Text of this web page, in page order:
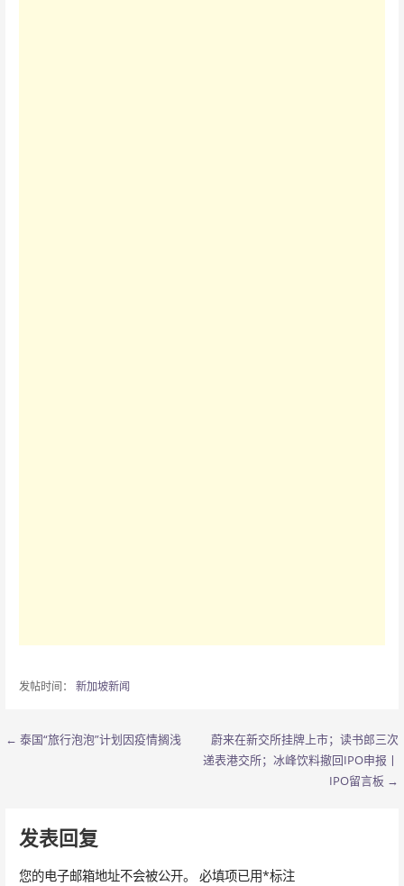
发帖时间： 新加坡新闻
文
航
← 泰国“旅行泡泡”计划因疫情搁浅
蔚来在新交所挂牌上市；读书郎三次
递表港交所；冰峰饮料撤回IPO申报丨
IPO留言板 →
发表回复
您的电子邮箱地址不会被公开。 必填项已用*标注